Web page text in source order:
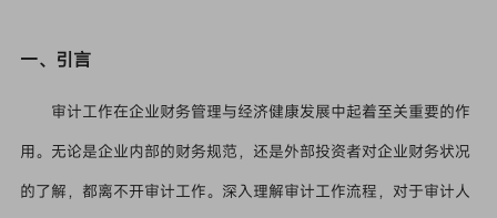
一、引言
审计工作在企业财务管理与经济健康发展中起着至关重要的作
用。无论是企业内部的财务规范，还是外部投资者对企业财务状况
的了解，都离不开审计工作。深入理解审计工作流程，对于审计人